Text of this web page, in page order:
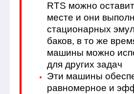
RTS можно
месте и они
стационарных
баков, в то же
машины можно
для других задач
Эти машины
равномерное и